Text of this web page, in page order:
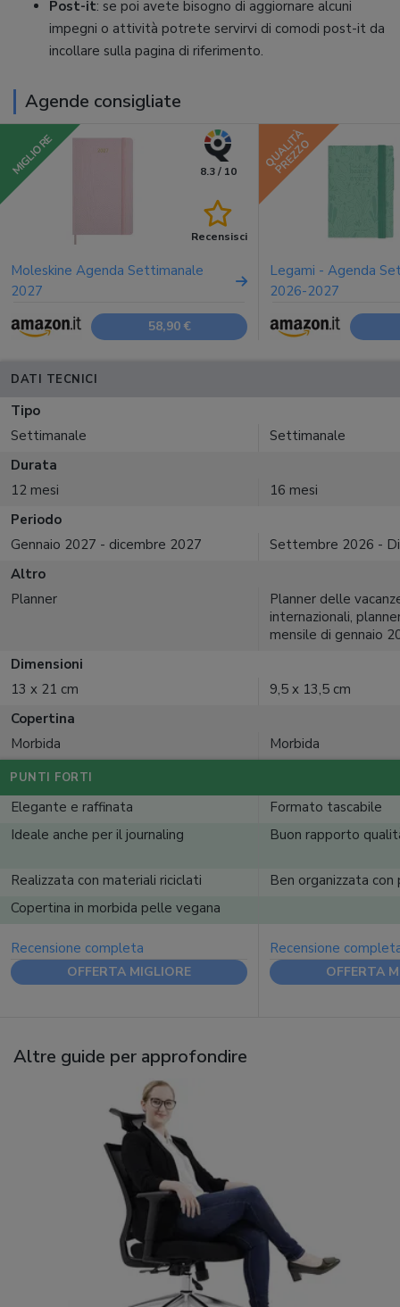
Post-it: se poi avete bisogno di aggiornare alcuni
impegni o attività potrete servirvi di comodi post-it da
incollare sulla pagina di riferimento.
Agende consigliate
MIGLIORE 8.3 / 10
Recensisci
QUALITÀ
PREZZO
Moleskine Agenda Settimanale
2027
Legami - Agenda
2026-2027
58,90 €
DATI TECNICI
Tipo
Settimanale
Settimanale
Durata
12 mesi
16 mesi
Periodo
Gennaio 2027 - dicembre 2027
Settembre 2026 -
Altro
Planner
Planner delle
internazionali,
mensile di gennaio
Dimensioni
13 x 21 cm
9,5 x 13,5 cm
Copertina
Morbida
Morbida
PUNTI FORTI
Elegante e raffinata
Formato tascabile
Ideale anche per il journaling
Buon rapporto
Realizzata con materiali riciclati
Ben organizzata con
Copertina in morbida pelle vegana
Recensione completa
OFFERTA MIGLIORE
Recensione
OFFERTA
Altre guide per approfondire